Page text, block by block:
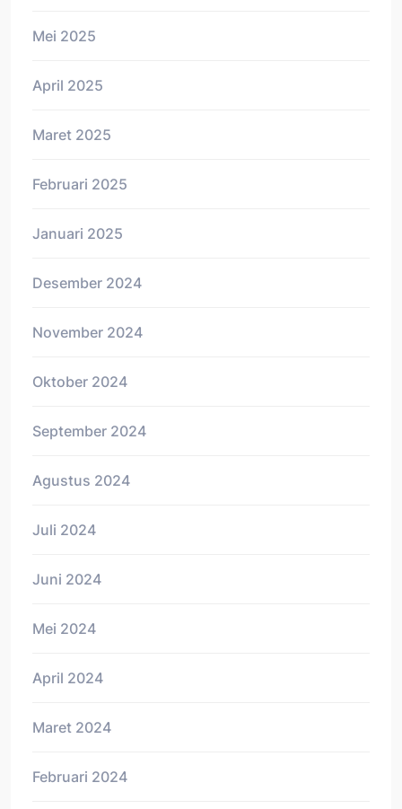
Mei 2025
April 2025
Maret 2025
Februari 2025
Januari 2025
Desember 2024
November 2024
Oktober 2024
September 2024
Agustus 2024
Juli 2024
Juni 2024
Mei 2024
April 2024
Maret 2024
Februari 2024